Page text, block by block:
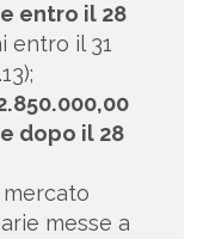
entro il 28
entro il 31
dopo il 28
mercato
messe a